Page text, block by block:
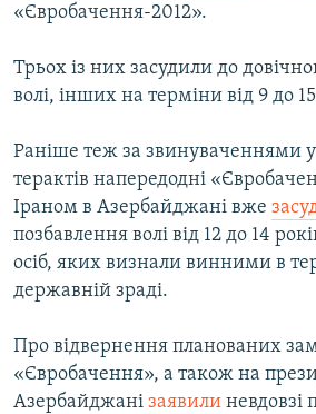
ДЕПОРТАЦІЯ
ВІДЕОУРОКИ «ELIFBE»
СВІДЧЕННЯ ОКУПАЦІЇ
УКРАЇНСЬКА ПРОБЛЕМА КРИМУ
ІНФОГРАФІКА
ЯК ОБІЙТИ БЛОКУВАННЯ
Русский
ДОЛУЧАЙСЯ!
Усі сайти RFE/RL
«Євробачення-2012».
Трьох із них засудили до
волі, інших на терміни від 9 до
Раніше теж за звинуваченнями
терактів напередодні
Іраном в Азербайджані вже
позбавлення волі від 12 до 14
осіб, яких визнали винними в
державній зраді.
Про відвернення планованих
«Євробачення», а також на
Азербайджані заявили невдовзі